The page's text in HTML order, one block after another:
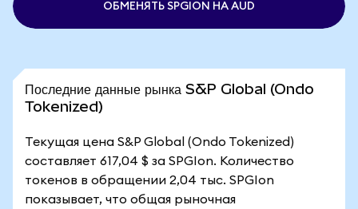
ОБМЕНЯТЬ SPGION НА AUD
Последние данные рынка S&P Global (Ondo
Tokenized)
Текущая цена S&P Global (Ondo Tokenized)
составляет 617,04 $ за SPGIon. Количество
токенов в обращении 2,04 тыс. SPGIon
показывает, что общая рыночная